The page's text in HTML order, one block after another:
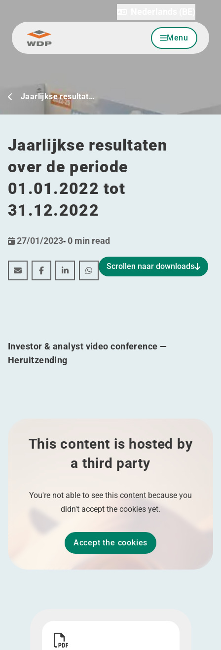
Ga naar inhoud Menu
Jaarlijkse resultat…
Jaarlijkse resultaten
over de periode
01.01.2022 tot
31.12.2022
27/01/2023- 0 min read
Jaarlijkse resultaten over de periode 01.01.2022 tot
Jaarlijkse resultaten over de periode 01.01.2022
Jaarlijkse resultaten over de periode
Jaarlijkse resultaten over de
Scrollen naar downloads
Investor & analyst video conference —
Heruitzending
This content is hosted by
a third party
You're not able to see this content because you
didn't accept the cookies yet.
Accept the cookies